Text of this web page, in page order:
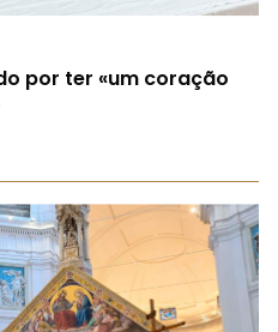
por ter «um coração